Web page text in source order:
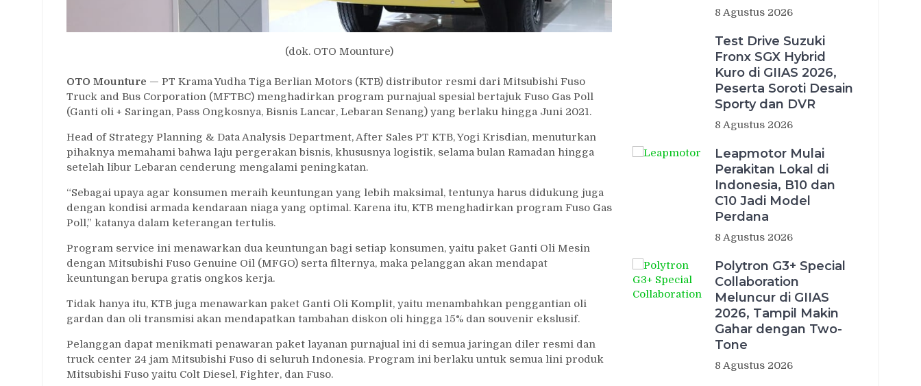
(dok. OTO Mounture)
OTO Mounture — PT Krama Yudha Tiga Berlian Motors (KTB) distributor resmi dari Mitsubishi Fuso
Truck and Bus Corporation (MFTBC) menghadirkan program purnajual spesial bertajuk Fuso Gas Poll
(Ganti oli + Saringan, Pass Ongkosnya, Bisnis Lancar, Lebaran Senang) yang berlaku hingga Juni 2021.
Head of Strategy Planning & Data Analysis Department, After Sales PT KTB, Yogi Krisdian, menuturkan
pihaknya memahami bahwa laju pergerakan bisnis, khususnya logistik, selama bulan Ramadan hingga
setelah libur Lebaran cenderung mengalami peningkatan.
“Sebagai upaya agar konsumen meraih keuntungan yang lebih maksimal, tentunya harus didukung juga
dengan kondisi armada kendaraan niaga yang optimal. Karena itu, KTB menghadirkan program Fuso Gas
Poll,” katanya dalam keterangan tertulis.
Program service ini menawarkan dua keuntungan bagi setiap konsumen, yaitu paket Ganti Oli Mesin
dengan Mitsubishi Fuso Genuine Oil (MFGO) serta filternya, maka pelanggan akan mendapat
keuntungan berupa gratis ongkos kerja.
Tidak hanya itu, KTB juga menawarkan paket Ganti Oli Komplit, yaitu menambahkan penggantian oli
gardan dan oli transmisi akan mendapatkan tambahan diskon oli hingga 15% dan souvenir ekslusif.
Pelanggan dapat menikmati penawaran paket layanan purnajual ini di semua jaringan diler resmi dan
truck center 24 jam Mitsubishi Fuso di seluruh Indonesia. Program ini berlaku untuk semua lini produk
Mitsubishi Fuso yaitu Colt Diesel, Fighter, dan Fuso.
8 Agustus 2026
Test Drive Suzuki
Fronx SGX Hybrid
Kuro di GIIAS 2026,
Peserta Soroti Desain
Sporty dan DVR
8 Agustus 2026
Leapmotor Mulai
Perakitan Lokal di
Indonesia, B10 dan
C10 Jadi Model
Perdana
8 Agustus 2026
Polytron G3+ Special
Collaboration
Meluncur di GIIAS
2026, Tampil Makin
Gahar dengan Two-
Tone
8 Agustus 2026